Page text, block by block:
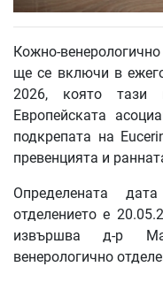
Кожно-
ще се включи в
2026, която тази
Европейската
подкрепата на
превенцията и
Определената
отделението е
извършва д-р
венерологично